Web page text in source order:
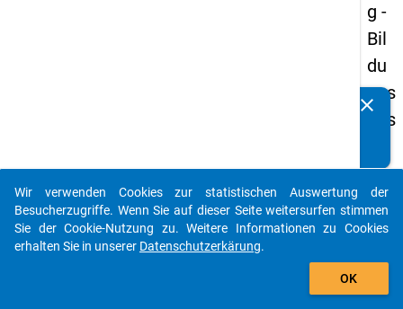
g -
Bil
du
ngs
aus
der
(in
ne
Details
clear
auto_stories
add_shopping_cart
Wir verwenden Cookies zur statistischen Auswertung der
Besucherzugriffe. Wenn Sie auf dieser Seite weitersurfen stimmen
Sie der Cookie-Nutzung zu. Weitere Informationen zu Cookies
erhalten Sie in unserer Datenschutzerkärung.
OK